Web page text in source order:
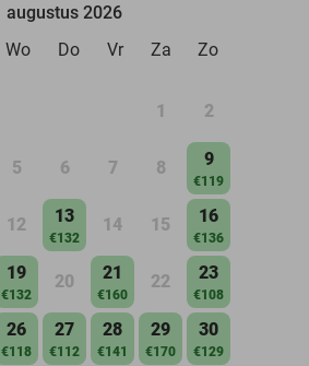
augustus 2026
Wo Do Vr Za Zo
1 2
5 6 7 8 9
€119
12 13
€132
14 15 16
€136
19
€132
20 21
€160
22 23
€108
26
€118
27
€112
28
€141
29
€170
30
€129